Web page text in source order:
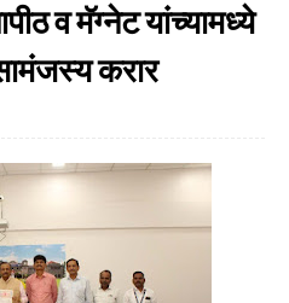
व मॅग्नेट यांच्यामध्ये
करार